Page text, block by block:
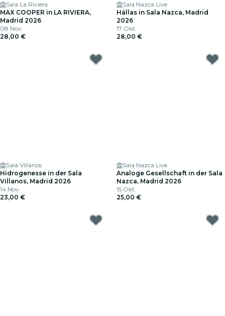
Sala La Riviera
MAX COOPER in LA RIVIERA,
Madrid 2026
08 Nov.
28,00 €
Sala Nazca Live
Hällas in Sala Nazca, Madrid
2026
17 Okt.
28,00 €
Sala Villanos
Hidrogenesse in der Sala
Villanos, Madrid 2026
14 Nov.
23,00 €
Sala Nazca Live
Analoge Gesellschaft in der Sala
Nazca, Madrid 2026
15 Okt.
25,00 €